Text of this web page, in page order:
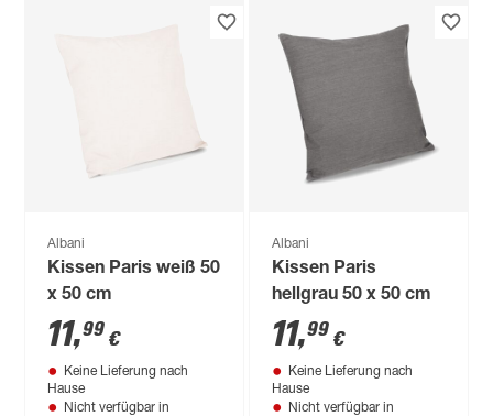
Albani
Kissen Paris weiß 50
x 50 cm
11,99 €
Keine Lieferung nach
Hause
Nicht verfügbar in
Albani
Kissen Paris
hellgrau 50 x 50 cm
11,99 €
Keine Lieferung nach
Hause
Nicht verfügbar in